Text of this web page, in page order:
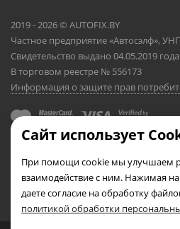
2019 - 2026 © AUTOFIX.BY
Частное предприятие «Автосэлф»,
Свидетельство выдано 04.05.2019
В торговом реестре № 556173
Информация о защите прав
Сайт использует
При помощи cookie мы улучшаем
взаимодействие с ним. Нажимая
даете согласие на обработку
политикой обработки